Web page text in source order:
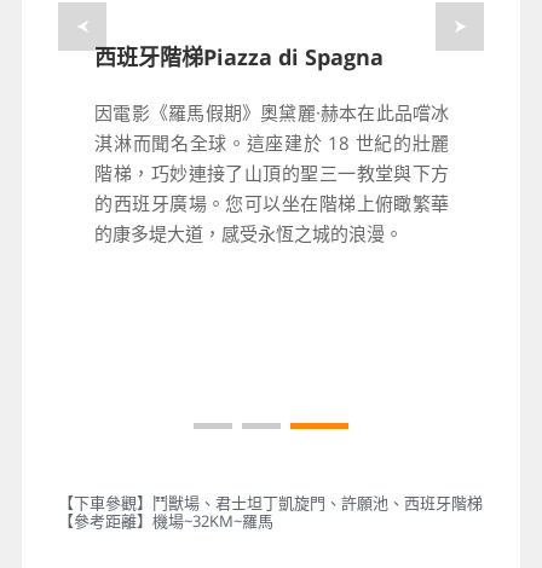
鬥獸場Colosseo
古羅馬時期最大的圓形角鬥場，也是古羅馬
帝國標誌性的建築物之一。鬥獸場是古羅馬
舉行人獸表演的地方，參加的角鬥士要與一
隻牲畜搏鬥直到一方死亡為止，也有人與人
之間的搏鬥。建於公元72年~82年間，現僅
許願池Fontana di Trevi
精緻宏偉的雕塑與潺潺水聲交織出浪漫氛
圍，是世界最著名的巴洛克噴泉之一，旅人
造訪羅馬不可錯過的經典地標。傳說只要背
對噴泉投入一枚硬幣，便能再次回到羅馬。
西班牙階梯Piazza di Spagna
因電影《羅馬假期》奧黛麗·赫本在此品嚐冰
淇淋而聞名全球。這座建於 18 世紀的壯麗
階梯，巧妙連接了山頂的聖三一教堂與下方
的西班牙廣場。您可以坐在階梯上俯瞰繁華
的康多堤大道，感受永恆之城的浪漫。
【下車參觀】鬥獸場、君士坦丁凱旋門、許願池、西班牙階梯
【參考距離】機場~32KM~羅馬